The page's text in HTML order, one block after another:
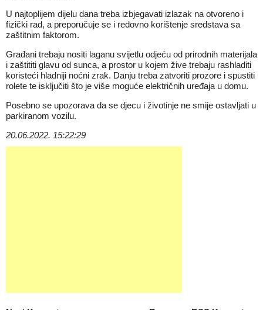
U najtoplijem dijelu dana treba izbjegavati izlazak na otvoreno i
fizički rad, a preporučuje se i redovno korištenje sredstava sa
zaštitnim faktorom.
Građani trebaju nositi laganu svijetlu odjeću od prirodnih materijala
i zaštititi glavu od sunca, a prostor u kojem žive trebaju rashladiti
koristeći hladniji noćni zrak. Danju treba zatvoriti prozore i spustiti
rolete te isključiti što je više moguće električnih uređaja u domu.
Posebno se upozorava da se djecu i životinje ne smije ostavljati u
parkiranom vozilu.
20.06.2022. 15:22:29